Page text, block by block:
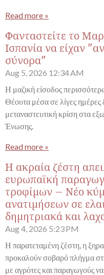
Read more »
Φανταστείτε το
Ισπανία να είχαν
σύνορα"
Aug 5, 2026 12:34 AM
Η μαζική είσοδος
Θέουτα μέσα σε λίγες
μεταναστευτική κρίση στα
Ένωσης.
Read more »
Η ακραία ζέστη
ευρωπαϊκή
τροφίμων – Νέο
ανατιμήσεων σε
δημητριακά και
Aug 4, 2026 5:23 PM
Η παρατεταμένη ζέστη, η
προκαλούν σοβαρό πλήγμα
με αγρότες και παραγωγούς